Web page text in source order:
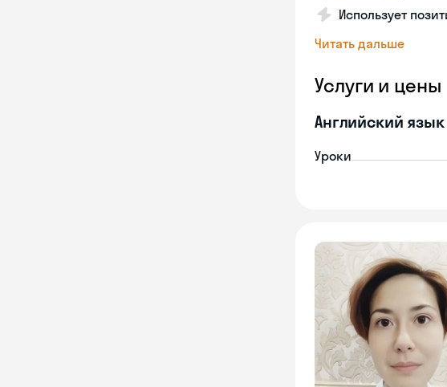
Использует
Читать дальше
Услуги и цены
Английский язык
Уроки